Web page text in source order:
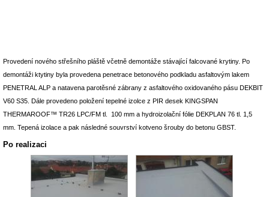
Provedení nového střešního pláště včetně demontáže stávající falcované krytiny. Po
demontáži ktytiny byla provedena penetrace betonového podkladu asfaltovým lakem
PENETRAL ALP a natavena parotěsné zábrany z asfaltového oxidovaného pásu DEKBIT
V60 S35. Dále provedeno položení tepelné izolce z PIR desek KINGSPAN
THERMAROOF™ TR26 LPC/FM tl. 100 mm a hydroizolační fólie DEKPLAN 76 tl. 1,5
mm. Tepená izolace a pak následné souvrství kotveno šrouby do betonu GBST.
Po realizaci